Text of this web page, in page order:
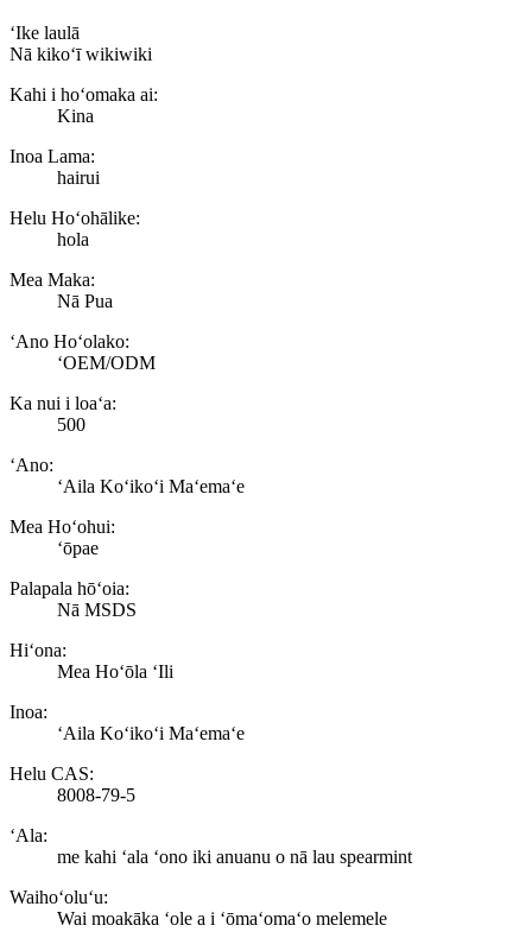
ʻIke laulā
Nā kikoʻī wikiwiki
Kahi i hoʻomaka ai:
Kina
Inoa Lama:
hairui
Helu Hoʻohālike:
hola
Mea Maka:
Nā Pua
ʻAno Hoʻolako:
ʻOEM/ODM
Ka nui i loaʻa:
500
ʻAno:
ʻAila Koʻikoʻi Maʻemaʻe
Mea Hoʻohui:
ʻōpae
Palapala hōʻoia:
Nā MSDS
Hiʻona:
Mea Hoʻōla ʻIli
Inoa:
ʻAila Koʻikoʻi Maʻemaʻe
Helu CAS:
8008-79-5
ʻAla:
me kahi ʻala ʻono iki anuanu o nā lau spearmint
Waihoʻoluʻu:
Wai moakāka ʻole a i ʻōmaʻomaʻo melemele